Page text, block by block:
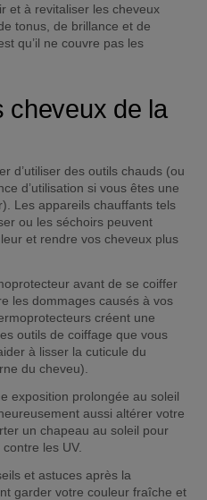
et à revitaliser les cheveux
tonus, de brillance et de
qu’il ne couvre pas les
cheveux de la
d’utiliser des outils chauds (ou
d’utilisation si vous êtes une
Les appareils chauffants tels
ou les séchoirs peuvent
et rendre vos cheveux plus
avant de se coiffer
les dommages causés à vos
créent une
outils de coiffage que vous
à lisser la cuticule du
du cheveu).
exposition prolongée au soleil
aussi altérer votre
un chapeau au soleil pour
les UV.
et astuces après la
garder votre couleur fraîche et